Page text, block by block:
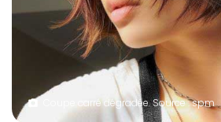
Coupe carré dégradée. Source : spm